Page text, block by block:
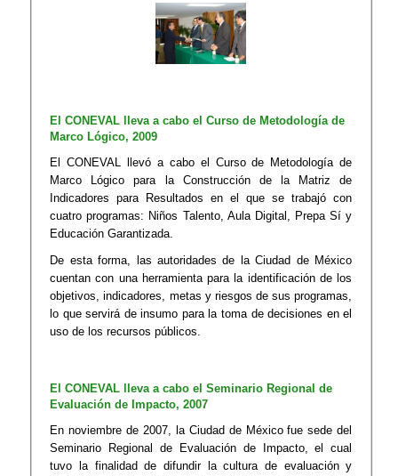
El CONEVAL lleva a cabo el Curso de Metodología de
Marco Lógico, 2009
El CONEVAL llevó a cabo el Curso de Metodología de
Marco Lógico para la Construcción de la Matriz de
Indicadores para Resultados en el que se trabajó con
cuatro programas: Niños Talento, Aula Digital, Prepa Sí y
Educación Garantizada.
De esta forma, las autoridades de la Ciudad de México
cuentan con una herramienta para la identificación de los
objetivos, indicadores, metas y riesgos de sus programas,
lo que servirá de insumo para la toma de decisiones en el
uso de los recursos públicos.
El CONEVAL lleva a cabo el Seminario Regional de
Evaluación de Impacto, 2007
En noviembre de 2007, la Ciudad de México fue sede del
Seminario Regional de Evaluación de Impacto, el cual
tuvo la finalidad de difundir la cultura de evaluación y